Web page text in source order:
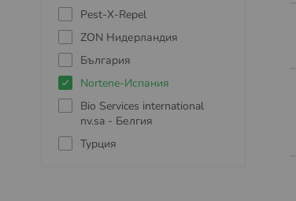
Pest-X-Repel
ZON Нидерландия
България
Nortene-Испания
Bio Services international
nv.sa - Белгия
Турция